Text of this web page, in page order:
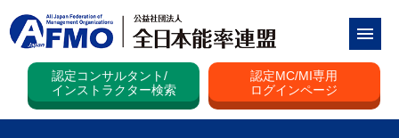
認定コンサルタント/
インストラクター検索
認定MC/MI専用
ログインページ